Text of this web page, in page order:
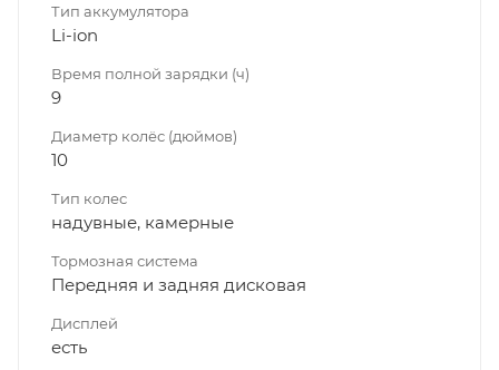
Тип аккумулятора
Li-ion
Время полной зарядки (ч)
9
Диаметр колёс (дюймов)
10
Тип колес
надувные, камерные
Тормозная система
Передняя и задняя дисковая
Дисплей
есть